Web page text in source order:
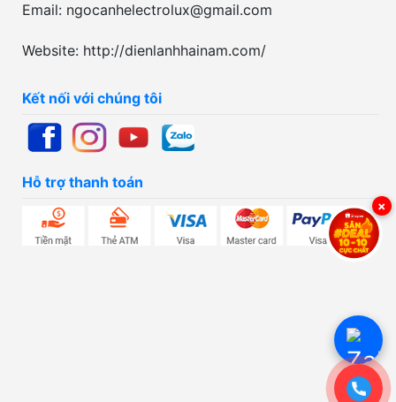
Email: ngocanhelectrolux@gmail.com
Website: http://dienlanhhainam.com/
Kết nối với chúng tôi
Hỗ trợ thanh toán
×